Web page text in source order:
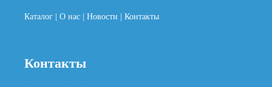
Каталог | О нас | Новости | Контакты
Контакты